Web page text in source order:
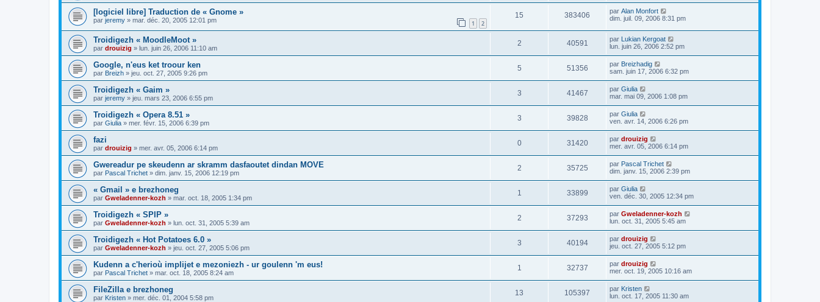
[logiciel libre] Traduction de « Gnome »
par jeremy » mar. déc. 20, 2005 12:01 pm 1 2
15 383406 par Alan Monfort
dim. juil. 09, 2006 8:31 pm
Troidigezh « MoodleMoot »
par drouizig » lun. juin 26, 2006 11:10 am
2 40591 par Lukian Kergoat
lun. juin 26, 2006 2:52 pm
Google, n'eus ket troour ken
par Breizh » jeu. oct. 27, 2005 9:26 pm
5 51356 par Breizhadig
sam. juin 17, 2006 6:32 pm
Troidigezh « Gaim »
par jeremy » jeu. mars 23, 2006 6:55 pm
3 41467 par Giulia
mar. mai 09, 2006 1:08 pm
Troidigezh « Opera 8.51 »
par Giulia » mer. févr. 15, 2006 6:39 pm
3 39828 par Giulia
ven. avr. 14, 2006 6:26 pm
fazi
par drouizig » mer. avr. 05, 2006 6:14 pm
0 31420 par drouizig
mer. avr. 05, 2006 6:14 pm
Gwereadur pe skeudenn ar skramm dasfaoutet dindan MOVE
par Pascal Trichet » dim. janv. 15, 2006 12:19 pm
2 35725 par Pascal Trichet
dim. janv. 15, 2006 2:39 pm
« Gmail » e brezhoneg
par Gweladenner-kozh » mar. oct. 18, 2005 1:34 pm
1 33899 par Giulia
ven. déc. 30, 2005 12:34 pm
Troidigezh « SPIP »
par Gweladenner-kozh » lun. oct. 31, 2005 5:39 am
2 37293 par Gweladenner-kozh
lun. oct. 31, 2005 5:45 am
Troidigezh « Hot Potatoes 6.0 »
par Gweladenner-kozh » jeu. oct. 27, 2005 5:06 pm
3 40194 par drouizig
jeu. oct. 27, 2005 5:12 pm
Kudenn a c'herioù implijet e mezoniezh - ur goulenn 'm eus!
par Pascal Trichet » mar. oct. 18, 2005 8:24 am
1 32737 par drouizig
mer. oct. 19, 2005 10:16 am
FileZilla e brezhoneg
par Kristen » mer. déc. 01, 2004 5:58 pm
13 105397 par Kristen
lun. oct. 17, 2005 11:30 am